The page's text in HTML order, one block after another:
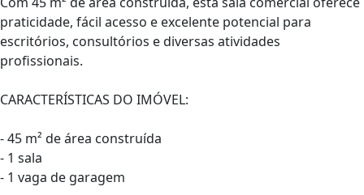
praticidade, fácil acesso e excelente potencial para
escritórios, consultórios e diversas atividades
profissionais.
CARACTERÍSTICAS DO IMÓVEL:
- 45 m² de área construída
- 1 sala
- 1 vaga de garagem